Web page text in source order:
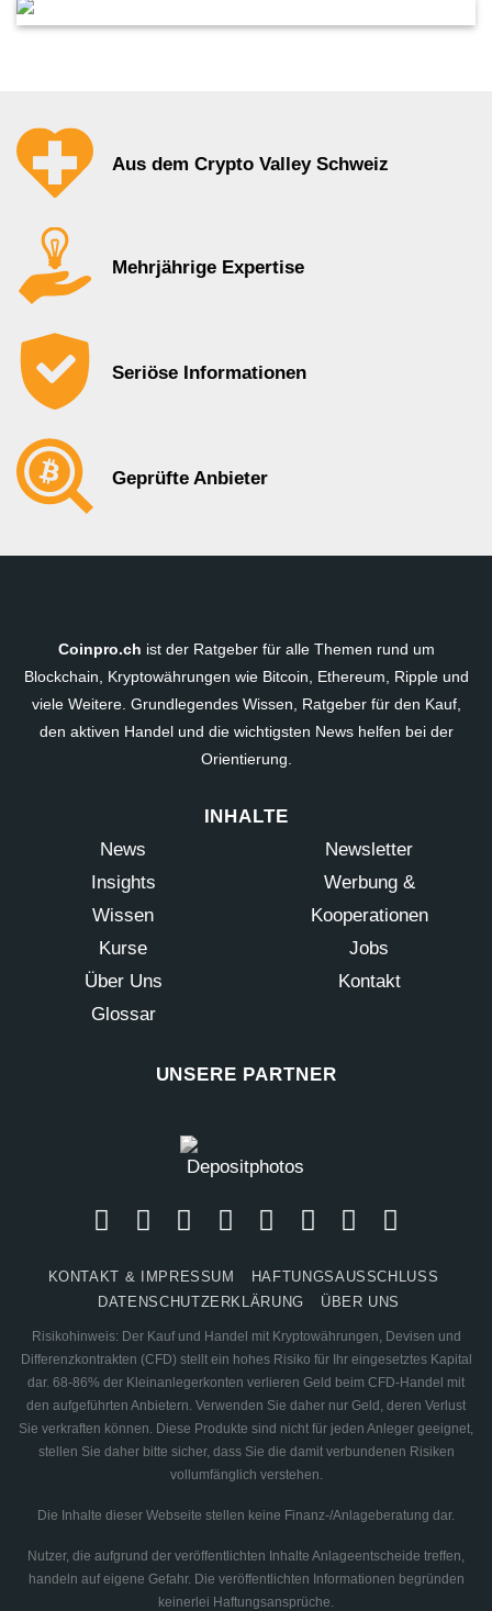
Aus dem Crypto Valley Schweiz
Mehrjährige Expertise
Seriöse Informationen
Geprüfte Anbieter
Coinpro.ch ist der Ratgeber für alle Themen rund um
Blockchain, Kryptowährungen wie Bitcoin, Ethereum, Ripple und
viele Weitere. Grundlegendes Wissen, Ratgeber für den Kauf,
den aktiven Handel und die wichtigsten News helfen bei der
Orientierung.
INHALTE
News
Insights
Wissen
Kurse
Über Uns
Glossar
Newsletter
Werbung &
Kooperationen
Jobs
Kontakt
UNSERE PARTNER
KONTAKT & IMPRESSUM
HAFTUNGSAUSSCHLUSS
DATENSCHUTZERKLÄRUNG
ÜBER UNS
Risikohinweis: Der Kauf und Handel mit Kryptowährungen, Devisen und
Differenzkontrakten (CFD) stellt ein hohes Risiko für Ihr eingesetztes Kapital
dar. 68-86% der Kleinanlegerkonten verlieren Geld beim CFD-Handel mit
den aufgeführten Anbietern. Verwenden Sie daher nur Geld, deren Verlust
Sie verkraften können. Diese Produkte sind nicht für jeden Anleger geeignet,
stellen Sie daher bitte sicher, dass Sie die damit verbundenen Risiken
vollumfänglich verstehen.
Die Inhalte dieser Webseite stellen keine Finanz-/Anlageberatung dar.
Nutzer, die aufgrund der veröffentlichten Inhalte Anlageentscheide treffen,
handeln auf eigene Gefahr. Die veröffentlichten Informationen begründen
keinerlei Haftungsansprüche.